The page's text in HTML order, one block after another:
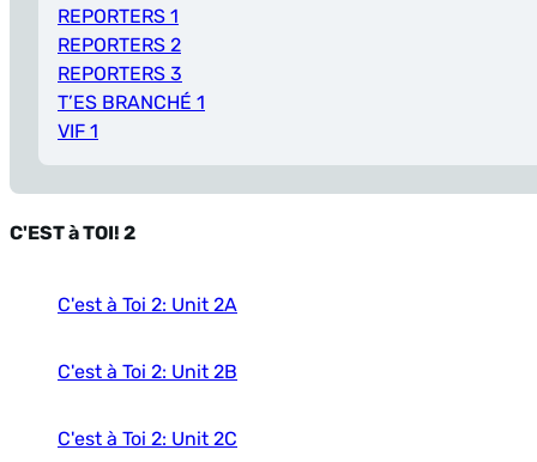
REPORTERS 1
REPORTERS 2
REPORTERS 3
T’ES BRANCHÉ 1
VIF 1
C'EST à TOI! 2
C'est à Toi 2: Unit 2A
C'est à Toi 2: Unit 2B
C'est à Toi 2: Unit 2C